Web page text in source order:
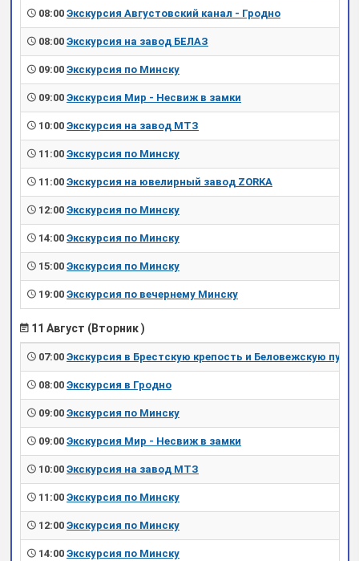
08:00 Экскурсия Августовский канал - Гродно
08:00 Экскурсия на завод БЕЛАЗ
09:00 Экскурсия по Минску
09:00 Экскурсия Мир - Несвиж в замки
10:00 Экскурсия на завод МТЗ
11:00 Экскурсия по Минску
11:00 Экскурсия на ювелирный завод ZORKA
12:00 Экскурсия по Минску
14:00 Экскурсия по Минску
15:00 Экскурсия по Минску
19:00 Экскурсия по вечернему Минску
11 Август (Вторник )
07:00 Экскурсия в Брестскую крепость и Беловежскую пущу
08:00 Экскурсия в Гродно
09:00 Экскурсия по Минску
09:00 Экскурсия Мир - Несвиж в замки
10:00 Экскурсия на завод МТЗ
11:00 Экскурсия по Минску
12:00 Экскурсия по Минску
14:00 Экскурсия по Минску